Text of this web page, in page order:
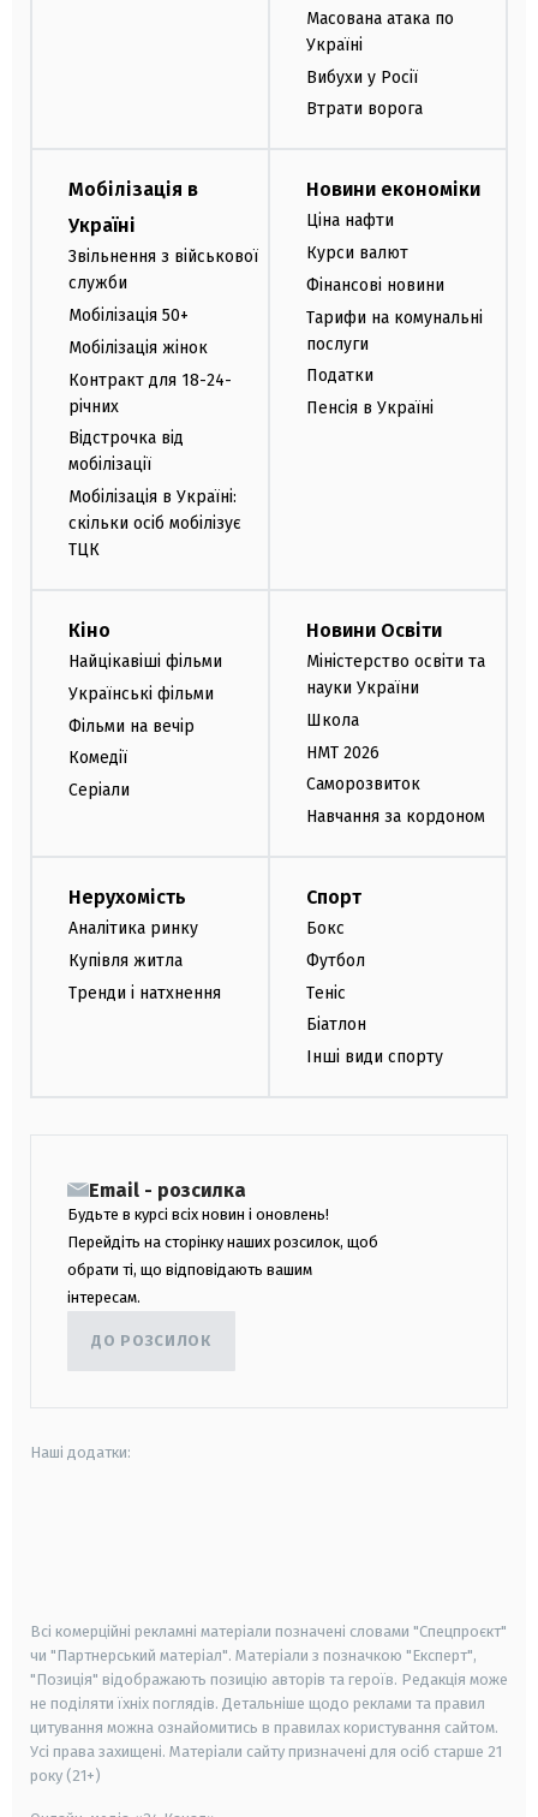
Масована атака по
Україні
Вибухи у Росії
Втрати ворога
Мобілізація в
Україні
Звільнення з військової
служби
Мобілізація 50+
Мобілізація жінок
Контракт для 18-24-
річних
Відстрочка від
мобілізації
Мобілізація в Україні:
скільки осіб мобілізує
ТЦК
Новини економіки
Ціна нафти
Курси валют
Фінансові новини
Тарифи на комунальні
послуги
Податки
Пенсія в Україні
Кіно
Найцікавіші фільми
Українські фільми
Фільми на вечір
Комедії
Серіали
Новини Освіти
Міністерство освіти та
науки України
Школа
НМТ 2026
Саморозвиток
Навчання за кордоном
Нерухомість
Аналітика ринку
Купівля житла
Тренди і натхнення
Спорт
Бокс
Футбол
Теніс
Біатлон
Інші види спорту
Email - розсилка
Будьте в курсі всіх новин і оновлень!
Перейдіть на сторінку наших розсилок, щоб
обрати ті, що відповідають вашим
інтересам.
ДО РОЗСИЛОК
Наші додатки:
Всі комерційні рекламні матеріали позначені словами "Спецпроєкт"
чи "Партнерський матеріал". Матеріали з позначкою "Експерт",
"Позиція" відображають позицію авторів та героїв. Редакція може
не поділяти їхніх поглядів. Детальніше щодо реклами та правил
цитування можна ознайомитись в правилах користування сайтом.
Усі права захищені. Матеріали сайту призначені для осіб старше 21
року (21+)